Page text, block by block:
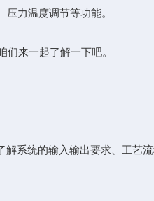
力温度调节等功能。
来一起了解一下吧。
统的输入输出要求、工艺